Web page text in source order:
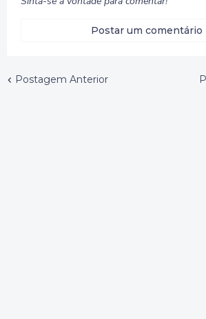
Postar um comentário
Postagem Anterior